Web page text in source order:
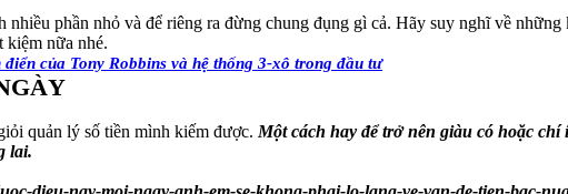
phần nhỏ và để riêng ra đừng chung đụng gì cả. Hãy suy nghĩ về
kiệm nữa nhé.
của Tony Robbins và hệ thống 3-xô trong đầu tư
quản lý số tiền mình kiếm được. Một cách hay để trở nên giàu có hoặc
lai.